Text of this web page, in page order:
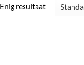
Enig resultaat